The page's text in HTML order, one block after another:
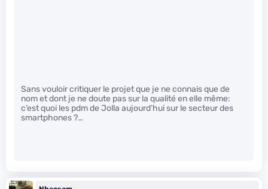
Sans vouloir critiquer le projet que je ne connais que de
nom et dont je ne doute pas sur la qualité en elle même:
c’est quoi les pdm de Jolla aujourd’hui sur le secteur des
smartphones ?…